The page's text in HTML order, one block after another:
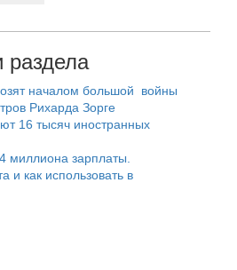
раздела
началом большой войны
Рихарда Зорге
16 тысяч иностранных
миллиона зарплаты.
и как использовать в